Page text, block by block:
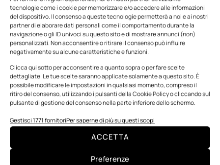
tecnologie come i cookie per memorizzare e/o accedere alle informazioni
del dispositivo. Il consenso a queste tecnologie permetterà a noi e ai nostri
partner di elaborare dati personali come il comportamento durante la
navigazione o gli ID univoci su questo sito e di mostrare annunci (non)
personalizzati. Non acconsentire o ritirare il consenso può influire
negativamente su alcune caratteristiche e funzioni.
Clicca qui sotto per acconsentire a quanto sopra o per fare scelte
dettagliate. Le tue scelte saranno applicate solamente a questo sito. È
possibile modificare le impostazioni in qualsiasi momento, compreso il
ritiro del consenso, utilizzando i pulsanti della Cookie Policy o cliccando sul
pulsante di gestione del consenso nella parte inferiore dello schermo.
Gestisci 1771 fornitoriPer saperne di più su questi scopi
ACCETTA
Preferenze
ISTITUTO SANT’ANNA
MONITORAGGIO ALVEARI
NADIA ANZANI
NATIONAL BIODIVERSITY FUTURE CENTER
NATURE RISK
NEXTGENERATIONEU
OASI TECH DELLA BIODIVERSITÀ
OSSERVATORIO INNOVAZIONE PER LA BIODIVERSITÀ
PLASTIX
POLIMI SCHOOL OF MANAGEMENT
REUTERS
RIFORESTAZIONE
SPECIE A RISCHIO
TECNOLOGIA HIVE-TECH
TOYOTA ITALIA
UNIVERSITÀ DI PADOVA
VIRGINIA CASTELLUCCI
WOMEN IN PLASTICS ITALY